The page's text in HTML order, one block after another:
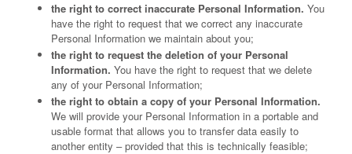
the right to correct inaccurate Personal Information. You
have the right to request that we correct any inaccurate
Personal Information we maintain about you;
the right to request the deletion of your Personal
Information. You have the right to request that we delete
any of your Personal Information;
the right to obtain a copy of your Personal Information.
We will provide your Personal Information in a portable and
usable format that allows you to transfer data easily to
another entity – provided that this is technically feasible;